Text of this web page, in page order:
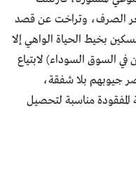
الصرف، وتراخت عن قصد
بخيط الحياة الواهي إلا
في السوق السوداء) لابتياع
جيوبهم بلا شفقة،
المفقودة مناسبة لتحصيل